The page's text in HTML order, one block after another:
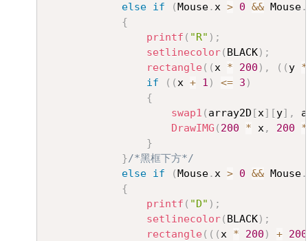
else if ( Mouse.x > 0 && Mouse.
{
printf ( "R" ) ;
setlinecolor( BLACK) ;
rectangle( (x * 200 ) , ( ( y *
if
( (x + 1 ) <= 3 )
{
swap1 ( array2D [x] [y] ,
DrawIMG ( 200 * x, 200 *
}
}/*黑框下方*/
else if ( Mouse.x > 0 && Mouse.
{
printf ( "D" ) ;
setlinecolor( BLACK) ;
rectangle( ( (x * 200 ) + 200